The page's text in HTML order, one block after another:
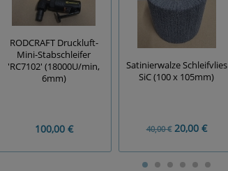
RODCRAFT Druckluft-
Mini-Stabschleifer
'RC7102' (18000U/min,
6mm)
100,00 €
Satinierwalze Schleifvlies
SiC (100 x 105mm)
40,00 €20,00 €